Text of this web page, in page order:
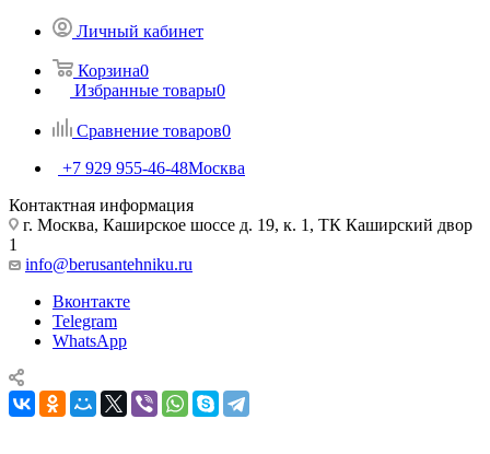
Личный кабинет
Корзина0
Избранные товары0
Сравнение товаров0
+7 929 955-46-48Москва
Контактная информация
г. Москва, Каширское шоссе д. 19, к. 1, ТК Каширский двор
1
info@berusantehniku.ru
Вконтакте
Telegram
WhatsApp